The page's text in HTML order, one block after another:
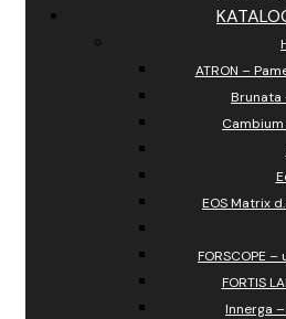
ATRON –
Brunata
EOS Matrix
FORSCOPE
FORTIS
Innerga